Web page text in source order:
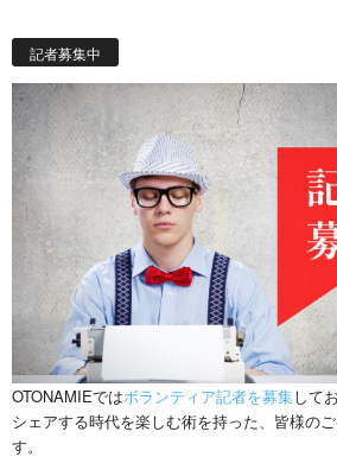
記者募集中
OTONAMIEではボランティア記者を募集して
シェアする時代を楽しむ術を持った、皆様の
す。